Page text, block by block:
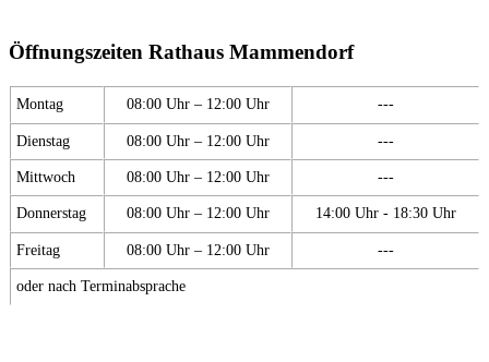
Öffnungszeiten Rathaus Mammendorf
Montag 08:00 Uhr – 12:00 Uhr ---
Dienstag 08:00 Uhr – 12:00 Uhr ---
Mittwoch 08:00 Uhr – 12:00 Uhr ---
Donnerstag 08:00 Uhr – 12:00 Uhr 14:00 Uhr - 18:30 Uhr
Freitag 08:00 Uhr – 12:00 Uhr ---
oder nach Terminabsprache